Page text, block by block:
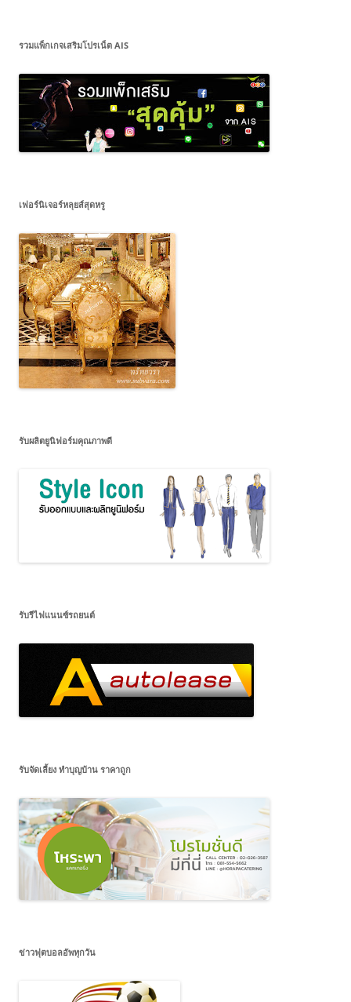
รวมแพ็กเกจเสริมโปรเน็ต AIS
เฟอร์นิเจอร์หลุยส์สุดหรู
รับผลิตยูนิฟอร์มคุณภาพดี
รับรีไฟแนนซ์รถยนต์
รับจัดเลี้ยง ทำบุญบ้าน ราคาถูก
ข่าวฟุตบอลอัพทุกวัน